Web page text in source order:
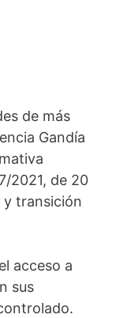
de más
Gandía
2021, de 20
y transición
acceso a
sus